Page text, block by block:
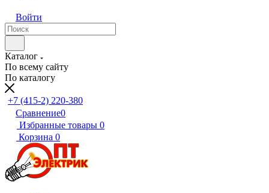
Войти
Каталог
По всему сайту
По каталогу
+7 (415-2) 220-380
Сравнение0
Избранные товары 0
Корзина 0